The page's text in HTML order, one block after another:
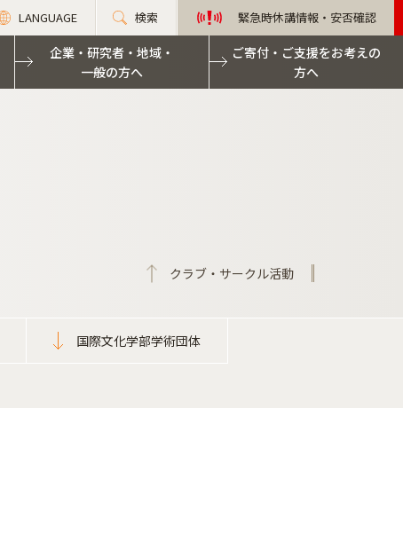
LANGUAGE 検索 緊急時休講情報・安否確認
企業・研究者・地域・
一般の方へ
ご寄付・ご支援をお考えの
方へ
クラブ・サークル活動
国際文化学部学術団体